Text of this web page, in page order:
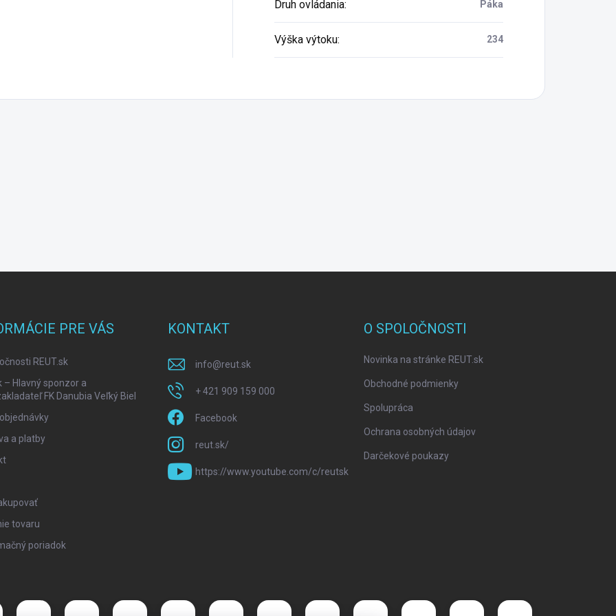
Druh ovládania: Páka
Výška výtoku: 234
PRE VÁS
REUT.sk
– Hlavný sponzor a
FK Danubia Veľký Biel
a platby
tovaru
poriadok
KONTAKT
info@reut.sk
+ 421 909 159 000
Facebook
reut.sk/
https://www.youtube.com/c/reutsk
O SPOLOČNOSTI
Novinka na stránke REUT.sk
Obchodné podmienky
Spolupráca
Ochrana osobných údajov
Darčekové poukazy